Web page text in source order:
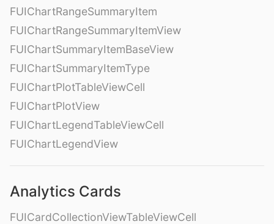
FUIChartRangeSummaryItem
FUIChartRangeSummaryItemView
FUIChartSummaryItemBaseView
FUIChartSummaryItemType
FUIChartPlotTableViewCell
FUIChartPlotView
FUIChartLegendTableViewCell
FUIChartLegendView
Analytics Cards
FUICardCollectionViewTableViewCell